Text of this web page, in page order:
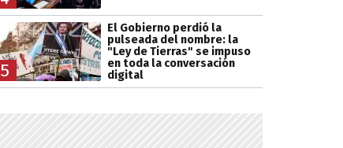
5
El Gobierno perdió la
pulseada del nombre: la
"Ley de Tierras" se impuso
en toda la conversación
digital